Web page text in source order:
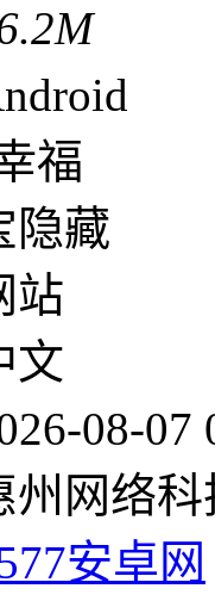
文
08-07
州网络
安卓网